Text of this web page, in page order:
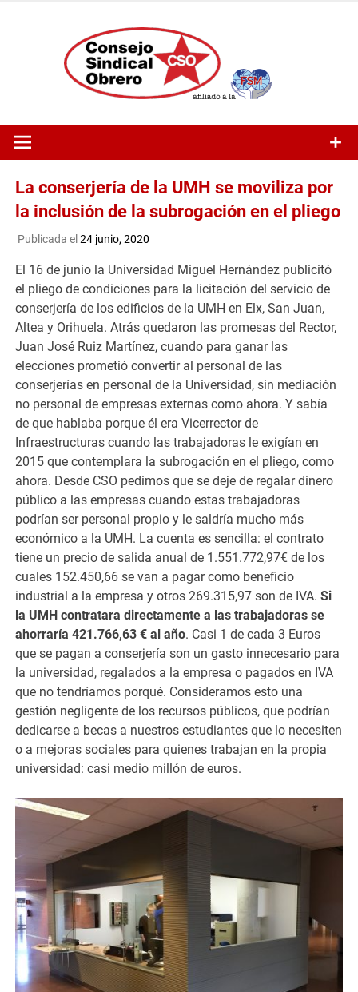
La conserjería de la UMH se moviliza por
la inclusión de la subrogación en el pliego
Publicada el 24 junio, 2020
El 16 de junio la Universidad Miguel Hernández publicitó
el pliego de condiciones para la licitación del servicio de
conserjería de los edificios de la UMH en Elx, San Juan,
Altea y Orihuela. Atrás quedaron las promesas del Rector,
Juan José Ruiz Martínez, cuando para ganar las
elecciones prometió convertir al personal de las
conserjerías en personal de la Universidad, sin mediación
no personal de empresas externas como ahora. Y sabía
de que hablaba porque él era Vicerrector de
Infraestructuras cuando las trabajadoras le exigían en
2015 que contemplara la subrogación en el pliego, como
ahora. Desde CSO pedimos que se deje de regalar dinero
público a las empresas cuando estas trabajadoras
podrían ser personal propio y le saldría mucho más
económico a la UMH. La cuenta es sencilla: el contrato
tiene un precio de salida anual de 1.551.772,97€ de los
cuales 152.450,66 se van a pagar como beneficio
industrial a la empresa y otros 269.315,97 son de IVA.Si
la UMH contratara directamente a las trabajadoras se
ahorraría 421.766,63 € al año. Casi 1 de cada 3 Euros
que se pagan a conserjería son un gasto innecesario para
la universidad, regalados a la empresa o pagados en IVA
que no tendríamos porqué. Consideramos esto una
gestión negligente de los recursos públicos, que podrían
dedicarse a becas a nuestros estudiantes que lo necesiten
o a mejoras sociales para quienes trabajan en la propia
universidad: casi medio millón de euros.